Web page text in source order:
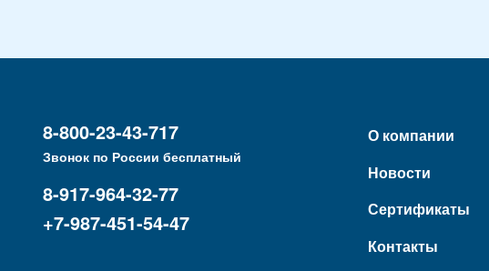
8-800-23-43-717
Звонок по России бесплатный
8-917-964-32-77
+7-987-451-54-47
О компании
Новости
Сертификаты
Контакты